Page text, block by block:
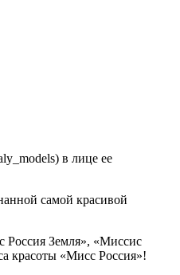
в лице ее
самой красивой
Россия Земля», «Миссис
красоты «Мисс Россия»!